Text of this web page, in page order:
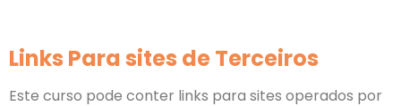
Links Para sites de Terceiros
Este curso pode conter links para sites operados por